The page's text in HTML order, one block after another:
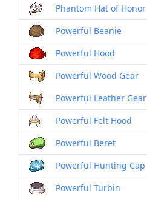
Phantom Hat of Honor
Powerful Beanie
Powerful Hood
Powerful Wood Gear
Powerful Leather Gear
Powerful Felt Hood
Powerful Beret
Powerful Hunting Cap
Powerful Turbin